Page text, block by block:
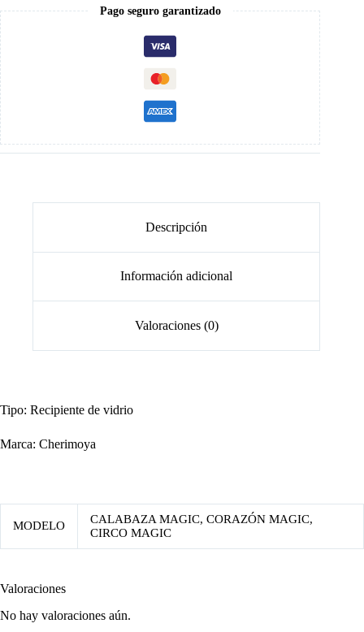
Pago seguro garantizado
Descripción
Información adicional
Valoraciones (0)
Tipo: Recipiente de vidrio
Marca: Cherimoya
MODELO
CALABAZA MAGIC, CORAZÓN MAGIC,
CIRCO MAGIC
Valoraciones
No hay valoraciones aún.